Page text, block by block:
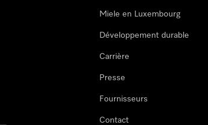
Miele en Luxembourg
Développement durable
Carrière
Presse
Fournisseurs
Contact